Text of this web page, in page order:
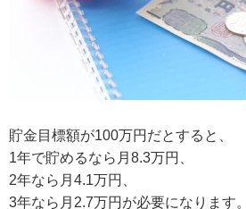
貯金目標額が100万円だとすると、
1年で貯めるなら月8.3万円、
2年なら月4.1万円、
3年なら月2.7万円が必要になります。